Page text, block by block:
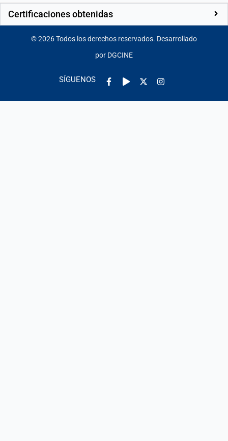
Certificaciones obtenidas
©2026Todos los derechos reservados. Desarrollado
por DGCINE
SÍGUENOS
Facebook-
f
Play Instagram